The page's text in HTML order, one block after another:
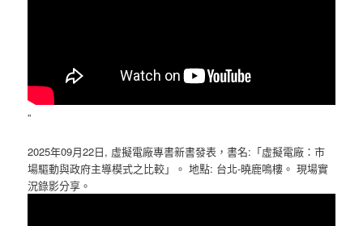
”
2025年09月22日, 虛擬電廠專書新書發表，書名:「虛擬電廠：市
場驅動與政府主導模式之比較」。 地點: 台北-曉鹿鳴樓。 現場實
況錄影分享。